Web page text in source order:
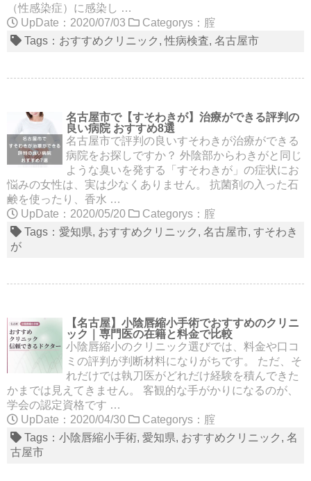
（性感染症）に感染し …
UpDate：2020/07/03
Categorys： 腟
Tags： おすすめクリニック 性病検査 名古屋市
名古屋市で【すそわきが】治療ができる評判の
良い病院 おすすめ8選
名古屋市で評判の良いすそわきが治療ができる
病院をお探しですか？ 外陰部からわきがと同じ
ような臭いを発する「すそわきが」の症状にお
悩みの女性は、実は少なくありません。 抗菌剤の入った石
鹸を使ったり、香水 …
UpDate：2020/05/20
Categorys： 腟
Tags： 愛知県 おすすめクリニック 名古屋市 すそわき
が
【名古屋】小陰唇縮小手術でおすすめのクリニ
ック｜専門医の在籍と料金で比較
小陰唇縮小のクリニック選びでは、料金や口コ
ミの評判が判断材料になりがちです。 ただ、そ
れだけでは執刀医がどれだけ経験を積んできた
かまでは見えてきません。 客観的な手がかりになるのが、
学会の認定資格です …
UpDate：2020/04/30
Categorys： 腟
Tags： 小陰唇縮小手術 愛知県 おすすめクリニック
名
古屋市